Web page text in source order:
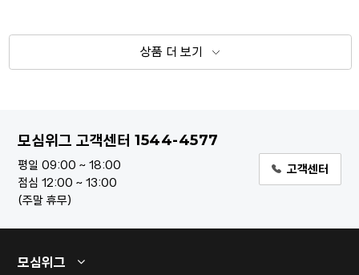
상품 더 보기
모심위그 고객센터1544-4577
평일 09:00 ~ 18:00
점심 12:00 ~ 13:00
주말 휴무
고객센터
모심위그